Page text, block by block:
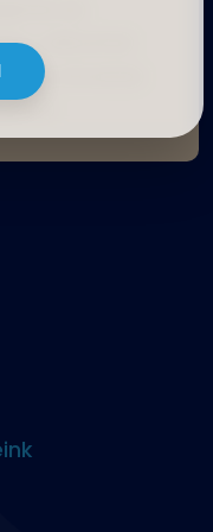
változhat.
kövesse